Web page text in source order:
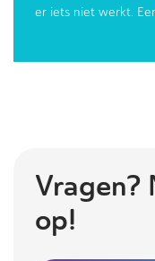
er iets niet werkt.
Vragen?
op!